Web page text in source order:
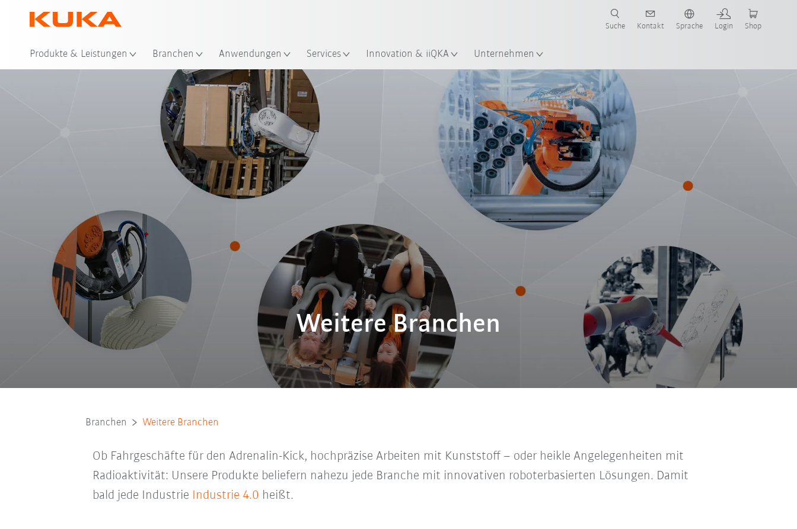
Produkte & Leistungen Branchen Anwendungen Services Innovation & iiQKA Unternehmen
Suche Kontakt Sprache Login Shop
Weitere Branchen
Branchen Weitere Branchen
Ob Fahrgeschäfte für den Adrenalin-Kick, hochpräzise Arbeiten mit Kunststoff – oder heikle Angelegenheiten mit
Radioaktivität: Unsere Produkte beliefern nahezu jede Branche mit innovativen roboterbasierten Lösungen. Damit
bald jede Industrie
Industrie 4.0 heißt.